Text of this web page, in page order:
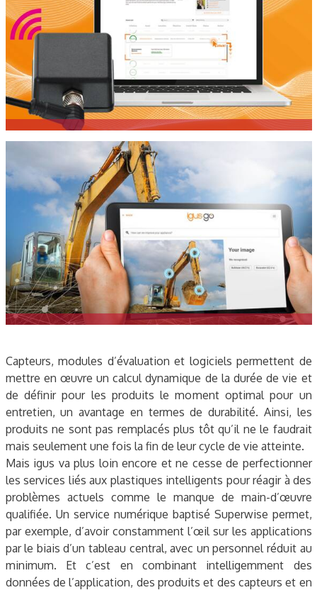
Capteurs, modules d’évaluation et logiciels permettent de
mettre en œuvre un calcul dynamique de la durée de vie et
de définir pour les produits le moment optimal pour un
entretien, un avantage en termes de durabilité. Ainsi, les
produits ne sont pas remplacés plus tôt qu’il ne le faudrait
mais seulement une fois la fin de leur cycle de vie atteinte.
Mais igus va plus loin encore et ne cesse de perfectionner
les services liés aux plastiques intelligents pour réagir à des
problèmes actuels comme le manque de main-d’œuvre
qualifiée. Un service numérique baptisé Superwise permet,
par exemple, d’avoir constamment l’œil sur les applications
par le biais d’un tableau central, avec un personnel réduit au
minimum. Et c’est en combinant intelligemment des
données de l’application, des produits et des capteurs et en